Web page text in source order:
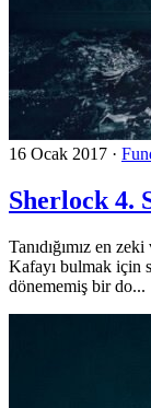
16 Ocak 2017 ·
Sherlock 4.
Tanıdığımız en
Kafayı bulmak için
dönememiş bir do...